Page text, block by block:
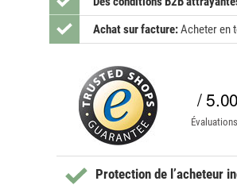
Achat sur facture:Acheter en
/ 5.00
Protection de l’acheteur